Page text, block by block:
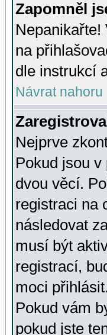
Zapomněl
Nepanikařte!
na
dle instrukcí
Návrat nahoru
Nejprve
Pokud jsou
dvou věcí.
registraci na
následovat
musí být
registrací,
moci
Pokud vám
pokud jste